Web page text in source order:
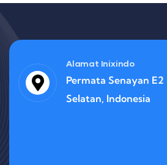
Alamat Inixindo
Permata Senayan E2
Selatan, Indonesia